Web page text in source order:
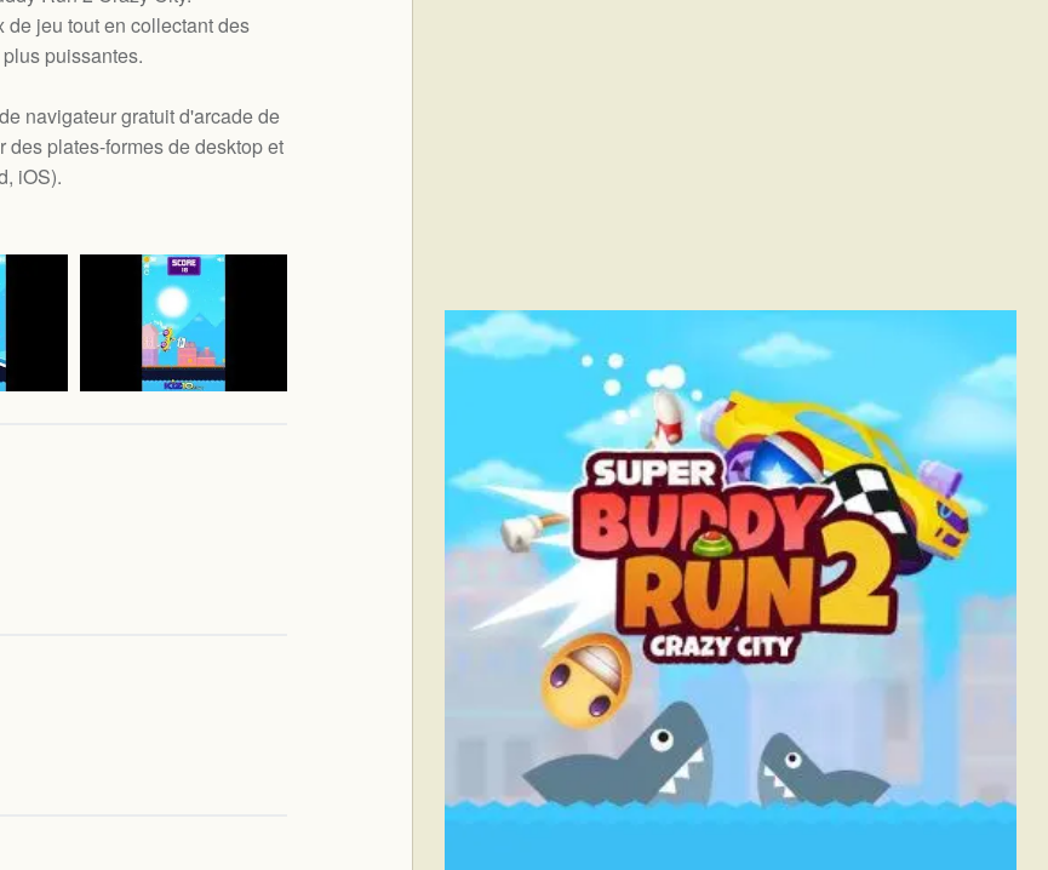
jeu tout en collectant des
puissantes.
navigateur gratuit d'arcade de
plates-formes de desktop et
iOS).